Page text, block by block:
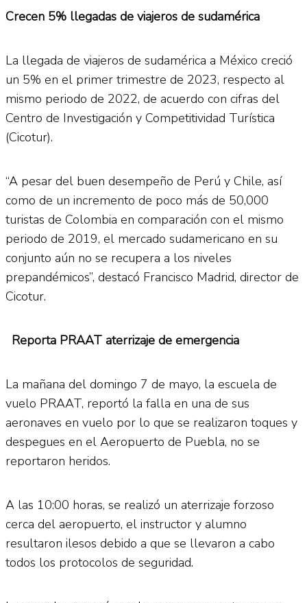
Crecen 5% llegadas de viajeros de sudamérica
La llegada de viajeros de sudamérica a México creció
un 5% en el primer trimestre de 2023, respecto al
mismo periodo de 2022, de acuerdo con cifras del
Centro de Investigación y Competitividad Turística
(Cicotur).
“A pesar del buen desempeño de Perú y Chile, así
como de un incremento de poco más de 50,000
turistas de Colombia en comparación con el mismo
periodo de 2019, el mercado sudamericano en su
conjunto aún no se recupera a los niveles
prepandémicos”, destacó Francisco Madrid, director de
Cicotur.
Reporta PRAAT aterrizaje de emergencia
La mañana del domingo 7 de mayo, la escuela de
vuelo PRAAT, reportó la falla en una de sus
aeronaves en vuelo por lo que se realizaron toques y
despegues en el Aeropuerto de Puebla, no se
reportaron heridos.
A las 10:00 horas, se realizó un aterrizaje forzoso
cerca del aeropuerto, el instructor y alumno
resultaron ilesos debido a que se llevaron a cabo
todos los protocolos de seguridad.